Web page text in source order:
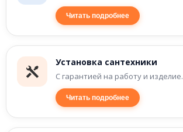
Читать подробнее
Установка сантехники
С гарантией на работу и изделие.
Читать подробнее